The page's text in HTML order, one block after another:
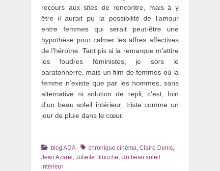
recours aux sites de rencontre, mais à y
être il aurait pu la possibilité de l’amour
entre femmes qui serait peut-être une
hypothèse pour calmer les affres affectives
de l’héroïne. Tant pis si la remarque m’attire
les foudres féministes, je sors le
paratonnerre, mais un film de femmes où la
femme n’existe que par les hommes, sans
alternative ni solution de repli, c’est, loin
d’un beau soleil intérieur, triste comme un
jour de pluie dans le cœur.
Catégories
blog ADA Tagschronique cinéma, Claire Denis,
Jean Azarel , Juliette Binoche, Un beau soleil
intérieur